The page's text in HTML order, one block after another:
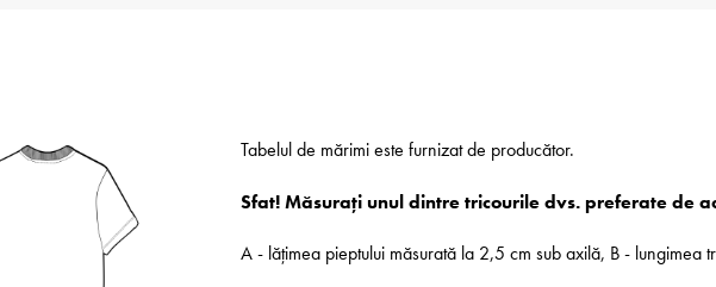
Tabelul de mărimi este furnizat de producător.
Sfat! Măsurați unul dintre tricourile dvs. preferate de
A - lățimea pieptului măsurată la 2,5 cm sub axilă, B - lungimea